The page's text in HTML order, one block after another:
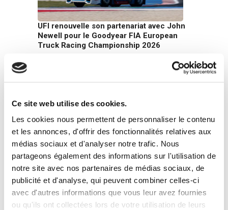
Ce site web utilise des cookies.
Les cookies nous permettent de personnaliser le contenu
et les annonces, d'offrir des fonctionnalités relatives aux
médias sociaux et d'analyser notre trafic. Nous
partageons également des informations sur l'utilisation de
notre site avec nos partenaires de médias sociaux, de
publicité et d'analyse, qui peuvent combiner celles-ci
avec d'autres informations que vous leur avez fournies
ou qu'ils ont collectées lors de votre utilisation de leurs
UFI renouvelle son partenariat avec John
Newell pour le Goodyear FIA European
Truck Racing Championship 2026
Le Groupe UFI publie son Rapport de
Développement Durable 2025 : une
croissance tournée vers l’avenir
16 juin 2026